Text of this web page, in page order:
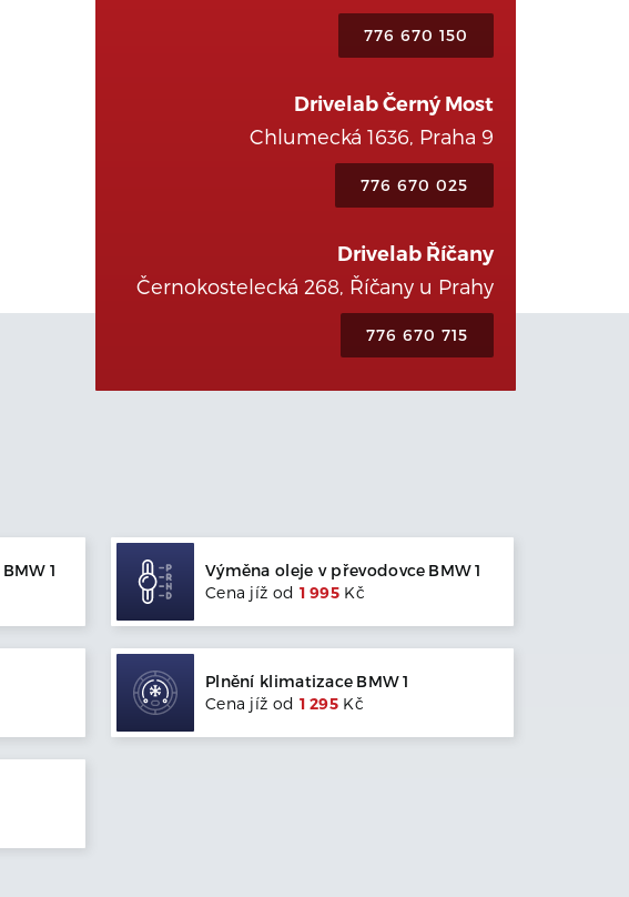
776 670 150
Drivelab Černý Most
Chlumecká 1636, Praha 9
776 670 025
Drivelab Říčany
Černokostelecká 268, Říčany u Prahy
776 670 715
BMW 1
Výměna oleje v převodovce BMW1
Cena jíž od 1 995 Kč
Plnění klimatizace BMW1
Cena jíž od 1 295 Kč